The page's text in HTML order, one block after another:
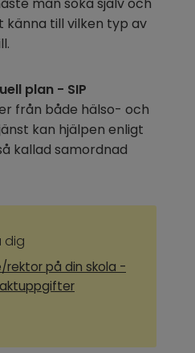
man söka själv och
till vilken typ av
plan - SIP
från både hälso- och
kan hjälpen enligt
kallad samordnad
dig
på din skola -